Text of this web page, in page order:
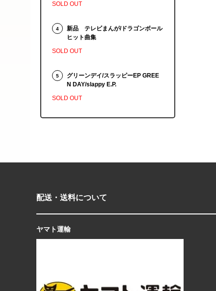
SOLD OUT
4
新品 テレビまんが/ドラゴンボール
ヒット曲集
SOLD OUT
5
グリーンデイ/スラッピーEP GREE
N DAY/slappy E.P.
SOLD OUT
配送・送料について
ヤマト運輸